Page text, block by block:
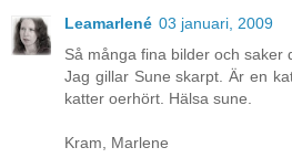
Leamarlené 03 januari, 2009
Så många fina bilder och saker
Jag gillar Sune skarpt. Är en
katter oerhört. Hälsa sune.
Kram, Marlene